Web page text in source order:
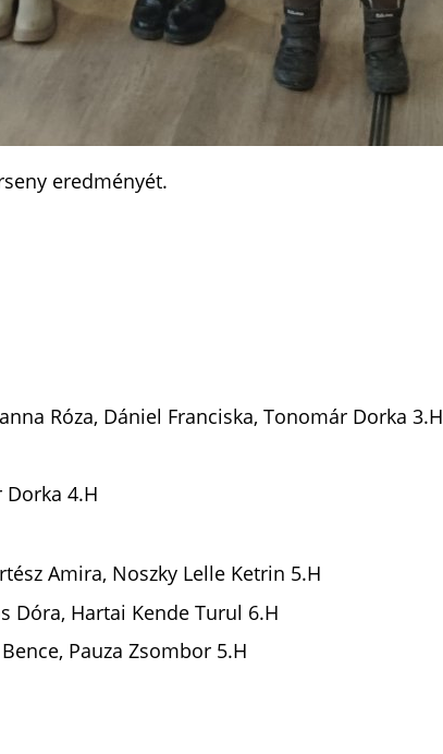
eredményét.
Róza, Dániel Franciska, Tonomár Dorka 3.H
Dorka 4.H
Amira, Noszky Lelle Ketrin 5.H
Dóra, Hartai Kende Turul 6.H
Pauza Zsombor 5.H